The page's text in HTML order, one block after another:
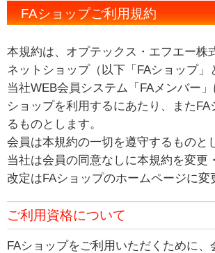
FAショップご利用規約
本規約は、オプテックス・エフエー
ネットショップ（以下「FAショップ
当社WEB会員システム「FAメンバー
ショップを利用するにあたり、また
るものとします。
会員は本規約の一切を遵守するものと
当社は会員の同意なしに本規約を変
改定はFAショップのホームページに
ご利用資格について
FAショップをご利用いただくために